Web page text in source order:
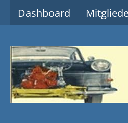
Dashboard